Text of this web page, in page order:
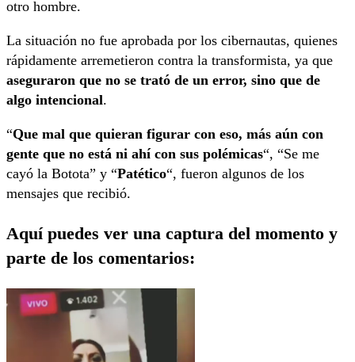
otro hombre.
La situación no fue aprobada por los cibernautas, quienes
rápidamente arremetieron contra la transformista, ya que
aseguraron que no se trató de un error, sino que de
algo intencional.
“Que mal que quieran figurar con eso, más aún con
gente que no está ni ahí con sus polémicas“, “Se me
cayó la Botota” y “Patético“, fueron algunos de los
mensajes que recibió.
Aquí puedes ver una captura del momento y
parte de los comentarios: